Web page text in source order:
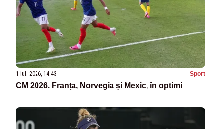
1 iul. 2026, 14:43 Sport
CM 2026. Franța, Norvegia și Mexic, în optimi